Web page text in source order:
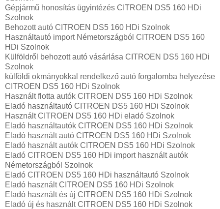
Gépjármű honosítás ügyintézés CITROEN DS5 160 HDi
Szolnok
Behozott autó CITROEN DS5 160 HDi Szolnok
Használtautó import Németországból CITROEN DS5 160
HDi Szolnok
Külföldről behozott autó vásárlása CITROEN DS5 160 HDi
Szolnok
külföldi okmányokkal rendelkező autó forgalomba helyezése
CITROEN DS5 160 HDi Szolnok
Használt flotta autók CITROEN DS5 160 HDi Szolnok
Eladó használtautó CITROEN DS5 160 HDi Szolnok
Használt CITROEN DS5 160 HDi eladó Szolnok
Eladó használtautók CITROEN DS5 160 HDi Szolnok
Eladó használt autó CITROEN DS5 160 HDi Szolnok
Eladó használt autók CITROEN DS5 160 HDi Szolnok
Eladó CITROEN DS5 160 HDi import használt autók
Németországból Szolnok
Eladó CITROEN DS5 160 HDi használtautó Szolnok
Eladó használt CITROEN DS5 160 HDi Szolnok
Eladó használt és új CITROEN DS5 160 HDi Szolnok
Eladó új és használt CITROEN DS5 160 HDi Szolnok